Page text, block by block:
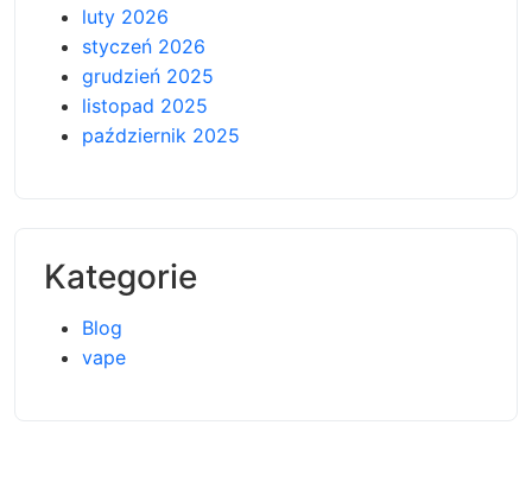
luty 2026
styczeń 2026
grudzień 2025
listopad 2025
październik 2025
Kategorie
Blog
vape